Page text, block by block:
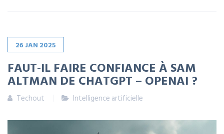
26 JAN 2025
FAUT-IL FAIRE CONFIANCE À SAM
ALTMAN DE CHATGPT – OPENAI ?
Techout Intelligence artificielle